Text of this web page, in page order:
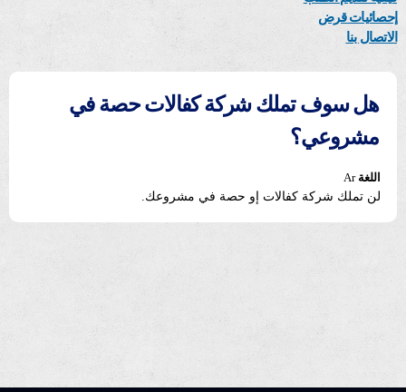
إحصائيات قرض
الاتصال بنا
هل سوف تملك شركة كفالات حصة في
مشروعي؟
اللغةAr
لن تملك شركة كفالات إو حصة في مشروعك.